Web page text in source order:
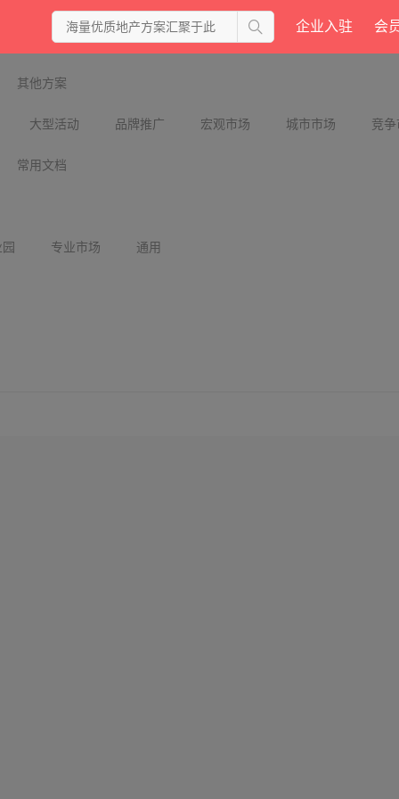
企业入驻 会
其他方案
大型活动 品牌推广 宏观市场 城市市场 竞
常用文档
专业市场 通用